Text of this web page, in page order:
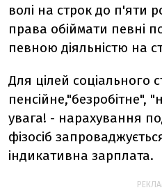
волі на строк до п'яти
права обіймати певні
певною діяльністю на
Для цілей соціального
пенсійне,"безробітне",
увага! - нарахування
фізосіб
індикативна зарплата.